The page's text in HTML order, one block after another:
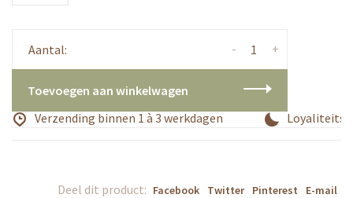
Aantal: +
-
Toevoegen aan winkelwagen
Verzending binnen 1 à 3 werkdagen
Deel dit product: Facebook Twitter Pinterest E-mail